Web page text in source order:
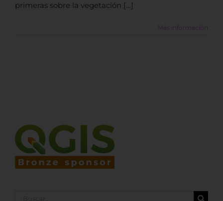
primeras sobre la vegetación […]
Más información